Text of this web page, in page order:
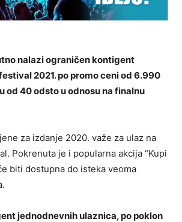
nalazi ograničen kontigent
2021. po promo ceni od 6.990
od 40 odsto u odnosu na finalnu
za izdanje 2020. važe za ulaz na
Pokrenuta je i popularna akcija “Kupi
biti dostupna do isteka veoma
jednodnevnih ulaznica, po poklon